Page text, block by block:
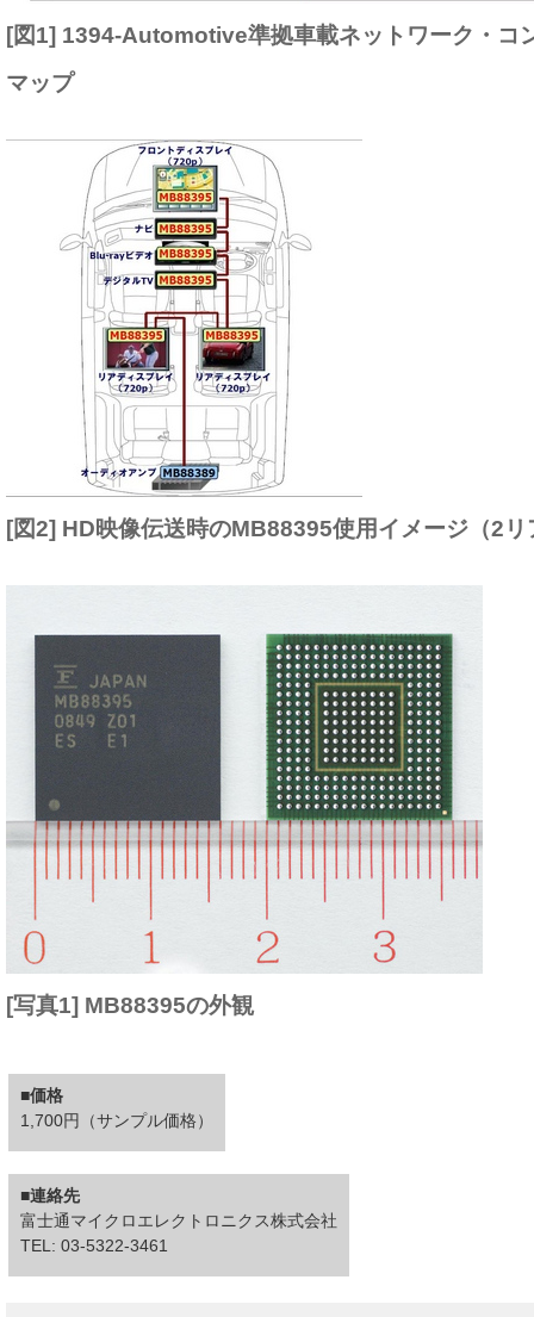
[図1] 1394-Automotive準拠車載ネットワーク・コ
マップ
[図2] HD映像伝送時のMB88395使用イメージ（2
[写真1] MB88395の外観
■価格
1,700円（サンプル価格）
■連絡先
富士通マイクロエレクトロニクス株式会社
TEL: 03-5322-3461